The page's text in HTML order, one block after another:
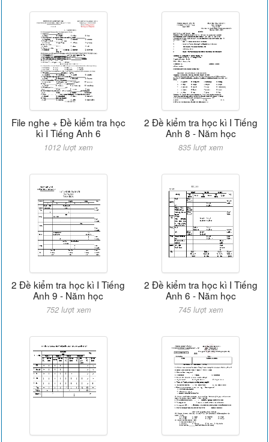
File nghe + Đề kiểm tra học
kì I Tiếng Anh 6
1012 lượt xem
2 Đề kiểm tra học kì I Tiếng
Anh 8 - Năm học
835 lượt xem
2 Đề kiểm tra học kì I Tiếng
Anh 9 - Năm học
752 lượt xem
2 Đề kiểm tra học kì I Tiếng
Anh 6 - Năm học
745 lượt xem